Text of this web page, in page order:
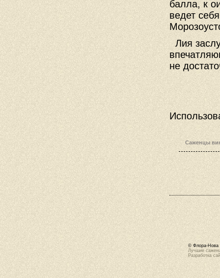
балла, к
ведет
Лия
не
Саженцы
© Флора-Нова
Лучшие
Разработка